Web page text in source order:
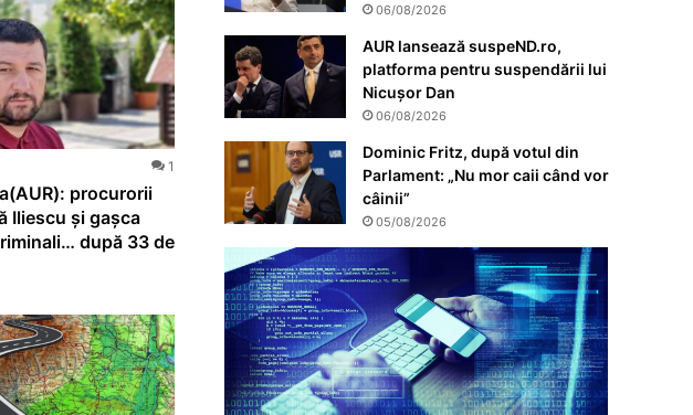
1
procurorii
Iliescu și gașca
după 33 de
06/08/2026
AUR lansează suspeND.ro,
platforma pentru suspendării lui
Nicușor Dan
06/08/2026
Dominic Fritz, după votul din
Parlament: „Nu mor caii când vor
câinii”
05/08/2026